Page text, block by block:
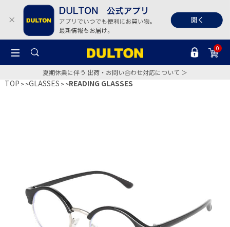
0
夏期休業に伴う 出荷・お問い合わせ対応について ＞
TOP >GLASSES >READING GLASSES